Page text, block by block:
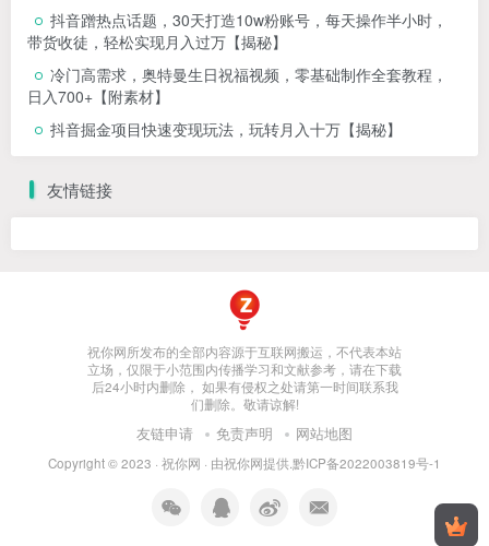
抖音蹭热点话题，30天打造10w粉账号，每天操作半小时，
带货收徒，轻松实现月入过万【揭秘】
冷门高需求，奥特曼生日祝福视频，零基础制作全套教程，
日入700+【附素材】
抖音掘金项目快速变现玩法，玩转月入十万【揭秘】
友情链接
祝你网所发布的全部内容源于互联网搬运，不代表本站
立场，仅限于小范围内传播学习和文献参考，请在下载
后24小时内删除， 如果有侵权之处请第一时间联系我
们删除。敬请谅解!
友链申请 免责声明 网站地图
Copyright © 2023 · 祝你网 · 由祝你网提供.黔ICP备2022003819号-1